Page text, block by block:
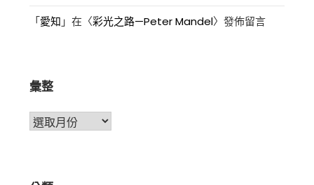
「愛知 」在〈彩光之路—Peter Mandel〉發佈留言
彙整
彙